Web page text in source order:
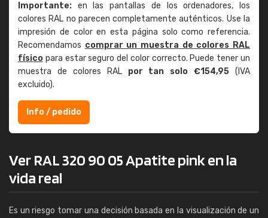
Importante: en las pantallas de los ordenadores, los
colores RAL no parecen completamente auténticos. Use la
impresión de color en esta página solo como referencia.
Recomendamos comprar un muestra de colores RAL
físico para estar seguro del color correcto. Puede tener un
muestra de colores RAL por tan solo €154,95 (IVA
excluido).
Info / pedido
Ver RAL 320 90 05 Apatite pink en la
vida real
Es un riesgo tomar una decisión basada en la visualización de un